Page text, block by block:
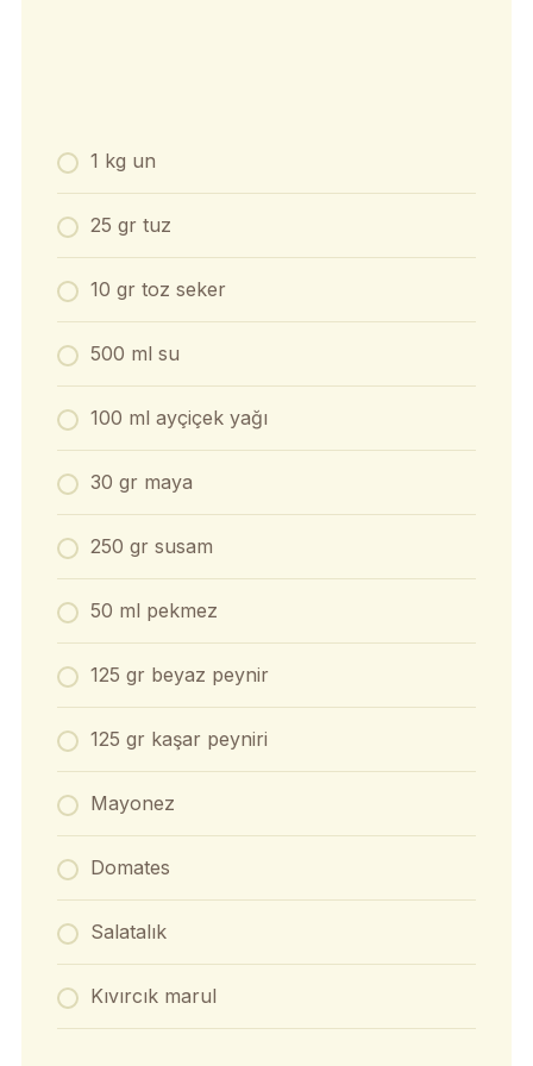
1 kg un
25 gr tuz
10 gr toz seker
500 ml su
100 ml ayçiçek yağı
30 gr maya
250 gr susam
50 ml pekmez
125 gr beyaz peynir
125 gr kaşar peyniri
Mayonez
Domates
Salatalık
Kıvırcık marul